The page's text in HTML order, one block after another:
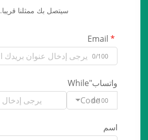
سيتصل بك ممثلنا قريبا.
0/100
واتساب"While
Code0/100
اسم